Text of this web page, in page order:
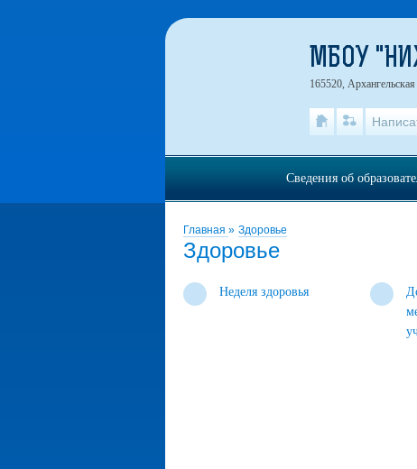
Главная » Здоровье
Здоровье
Неделя здоровья
МБОУ
165520,
Сведения об